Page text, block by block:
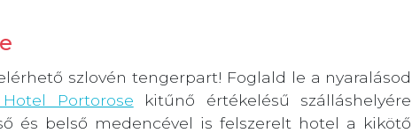
szlovén tengerpart! Foglald le a nyaralásod
Portorose kitűnő értékelésű szálláshelyére
és belső medencével is felszerelt hotel a kikötő